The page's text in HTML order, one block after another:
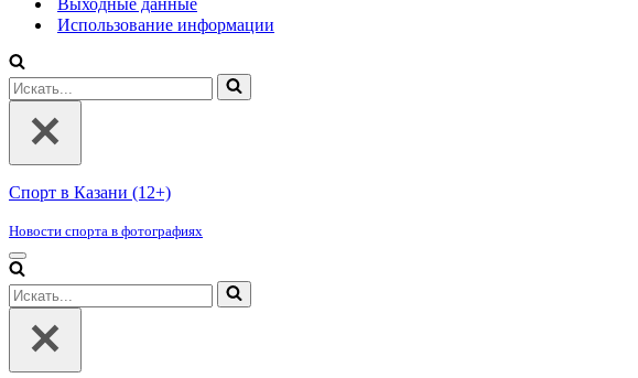
Выходные данные
Использование информации
Искать...
Спорт в Казани (12+)
Новости спорта в фотографиях
Меню
навигации
Искать...